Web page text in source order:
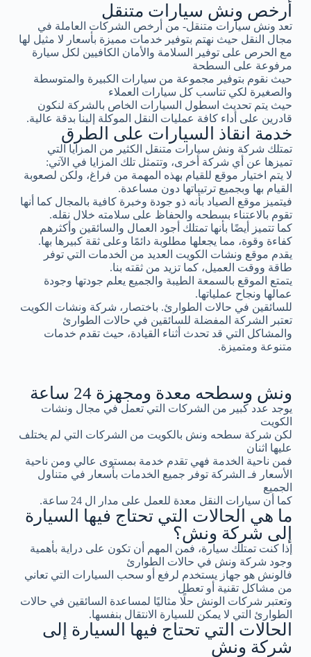
أرخص ونش سيارات متنقل
تعد ونش سيارات متنقل- من أرخص الشركات العاملة في
مجال النقل حيث نهتم بتوفير خدمات مميزة بأسعار لا مثيل لها
مع الحرص على توفير السلامة والأمان الكافيين لكل سيارة
مرفوعة على السطحة
حيث نقوم بتوفير مجموعة من سيارات الكبيرة والمتوسطة
والصغيرة لكي تناسب كل سيارات العملاء
حيث يتم تحديث اسطول السيارات الخاص بالشركة لنكون
قادرين على أداء كافة عمليات النقل الموكلة إلينا بدقة عالية.
خدمة انقاذ السيارات على الطرق
تمتلك شركة ونش سيارات متنقل الكثير من المزايا التي
تميزها عن أي شركة أخرى، وتتمثل تلك المزايا في الآتي:
لا يتم اختيار موقع للقيام بهذه المهمة من فراغ، ولكن لصعوبة
القيام بها وبجميع ترتيباتها دون مساعدة.
فيتميز موقع الصياد بأنه ذو جودة وخبرة كافية بالمجال كما أنها
تقوم بالاعتناء بسطحه والحفاظ على سلامته خلال نقله.
كما تتميز أيضًا بأنها تمتلك أجود العمال والسائقين وأكثرهم
كفاءة وقوة، مما يجعلها مطلوبة دائمًا وعلى ثقة كبيرها بها.
يقدم موقع ونشات الكويت العديد من الخدمات التي توفر
طاقة ووقت العميل، كما تزيد من ثقته بنا.
يتمتع الموقع بالسمعة الطيبة والجميع يعلم جودتها وجودة
عمالها ونجاح عملياتها.
للسائقين في حالات الطوارئ. باختصار، شركة ونشات الكويت
تعتبر الشركة المفضلة للسائقين في حالات الطوارئ
والمشاكل التي قد تحدث أثناء القيادة، حيث تقدم خدمات
متنوعة ومتميزة.
ونش وسطحه معدة ومجهزة 24 ساعة
يوجد عدد كبير من الشركات التي تعمل في مجال ونشات
الكويت
لكن شركة سطحه ونش بالكويت من الشركات التي لم يختلف
عليها اثنان
فمن ناحية الخدمة فهي تقدم خدمة بمستوى عالي ومن ناحية
الأسعار فـ الشركة توفر جميع الخدمات بأسعار في متناول
الجميع
كما أن سيارات النقل معدة للعمل على مدار ال 24 ساعة.
ما هي الحالات التي تحتاج فيها السيارة
إلى شركة ونش؟
إذا كنت تمتلك سيارة، فمن المهم أن تكون على دراية بأهمية
وجود شركة ونش في حالات الطوارئ
فالونش هو جهاز يستخدم لرفع أو سحب السيارات التي تعاني
من مشاكل تقنية أو تعطل
وتعتبر شركات الونش حلًا مثاليًا لمساعدة السائقين في حالات
الطوارئ التي لا يمكن للسيارة الانتقال بنفسها.
الحالات التي تحتاج فيها السيارة إلى
شركة ونش